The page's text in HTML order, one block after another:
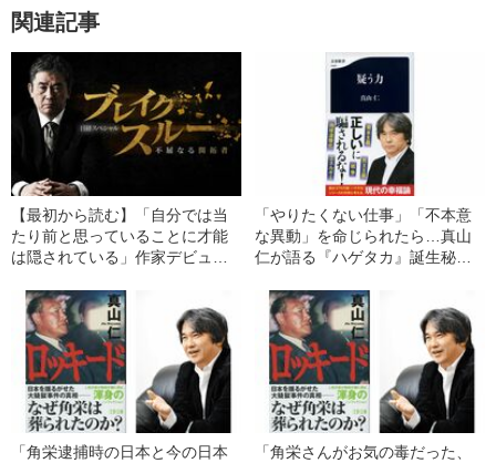
関連記事
【最初から読む】「自分では当
たり前と思っていることに才能
は隠されている」作家デビュー
ての原点とは
「やりたくない仕事」「不本意
な異動」を命じられたら…真山
仁が語る『ハゲタカ』誕生秘話
「角栄逮捕時の日本と今の日本
「角栄さんがお気の毒だった、